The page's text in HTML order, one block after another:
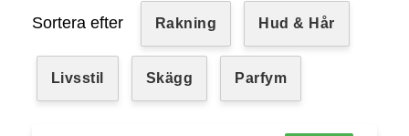
Sortera efter Rakning Hud & Hår
Livsstil Skägg Parfym